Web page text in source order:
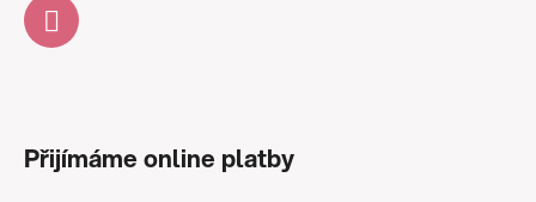
Přijímáme online platby